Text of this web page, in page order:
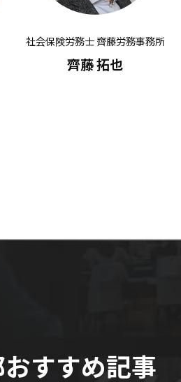
社会保険労務士 齊藤労務事務所
齊藤 拓也
すすめ記事